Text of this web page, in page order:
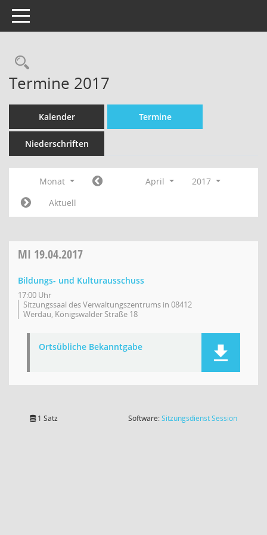
Toggle navigation
Termine 2017
Kalender Termine
Niederschriften
Monat April
2017
Aktuell
MI 19.04.2017
Bildungs- und Kulturausschuss
17:00 Uhr
Sitzungssaal des Verwaltungszentrums in 08412
Werdau, Königswalder Straße 18
Ortsübliche Bekanntgabe
1 Satz Software:SitzungsdienstSession(Wird in